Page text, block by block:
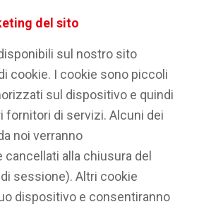
del sito
sul nostro sito
cookie. I cookie sono piccoli
sul dispositivo e quindi
fornitori di servizi. Alcuni dei
noi verranno
alla chiusura del
sessione). Altri cookie
dispositivo e consentiranno